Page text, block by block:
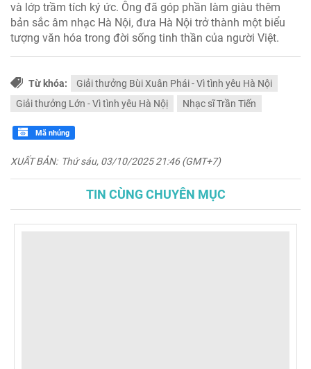
và lớp trầm tích ký ức. Ông đã góp phần làm giàu thêm
bản sắc âm nhạc Hà Nội, đưa Hà Nội trở thành một biểu
tượng văn hóa trong đời sống tinh thần của người Việt.
Từ khóa:
Giải thưởng Bùi Xuân Phái - Vì tình yêu Hà Nội
Giải thưởng Lớn - Vì tình yêu Hà Nộị
Nhạc sĩ Trần Tiến
Mã nhúng
XUẤT BẢN: Thứ sáu, 03/10/2025 21:46 (GMT+7)
TIN CÙNG CHUYÊN MỤC